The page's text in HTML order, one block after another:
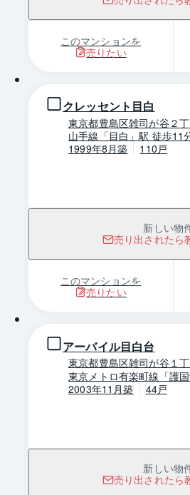
このマンションを
売りたい
クレッセント目白
東京都豊島区雑司が谷２
山手線「目白」駅 徒歩11
1999年8月築
110戸
新しい物
売り出されたら
このマンションを
売りたい
アーバイル目白台
東京都豊島区雑司が谷１
東京メトロ有楽町線「護
2003年11月築
44戸
新しい物
売り出されたら